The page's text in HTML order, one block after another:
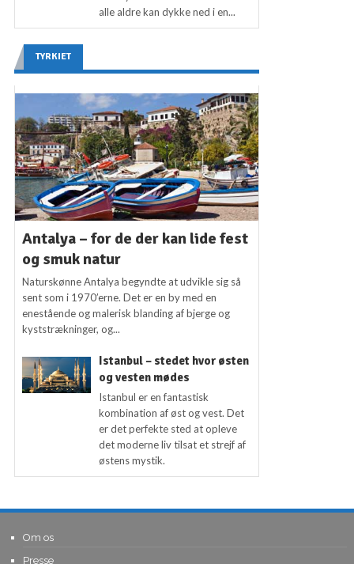
alle aldre kan dykke ned i en...
TYRKIET
Antalya – for de der kan lide fest
og smuk natur
Naturskønne Antalya begyndte at udvikle sig så
sent som i 1970’erne. Det er en by med en
enestående og malerisk blanding af bjerge og
kyststrækninger, og...
Istanbul – stedet hvor østen
og vesten mødes
Istanbul er en fantastisk
kombination af øst og vest. Det
er det perfekte sted at opleve
det moderne liv tilsat et strejf af
østens mystik.
Om os
Presse